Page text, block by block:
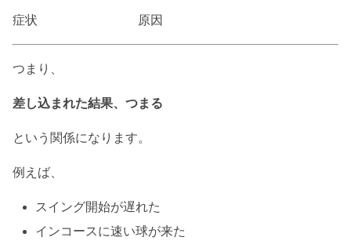
症状 原因
つまり、
差し込まれた結果、つまる
という関係になります。
例えば、
スイング開始が遅れた
インコースに速い球が来た